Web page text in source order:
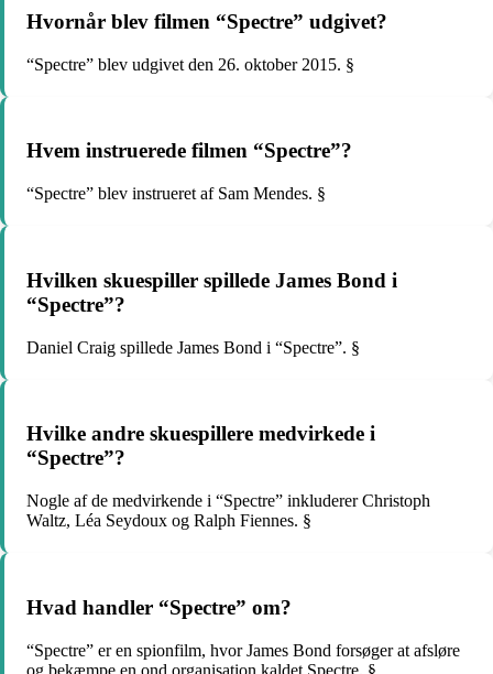
Hvornår blev filmen “Spectre” udgivet?
“Spectre” blev udgivet den 26. oktober 2015. §
Hvem instruerede filmen “Spectre”?
“Spectre” blev instrueret af Sam Mendes. §
Hvilken skuespiller spillede James Bond i
“Spectre”?
Daniel Craig spillede James Bond i “Spectre”. §
Hvilke andre skuespillere medvirkede i
“Spectre”?
Nogle af de medvirkende i “Spectre” inkluderer Christoph
Waltz, Léa Seydoux og Ralph Fiennes. §
Hvad handler “Spectre” om?
“Spectre” er en spionfilm, hvor James Bond forsøger at afsløre
og bekæmpe en ond organisation kaldet Spectre. §